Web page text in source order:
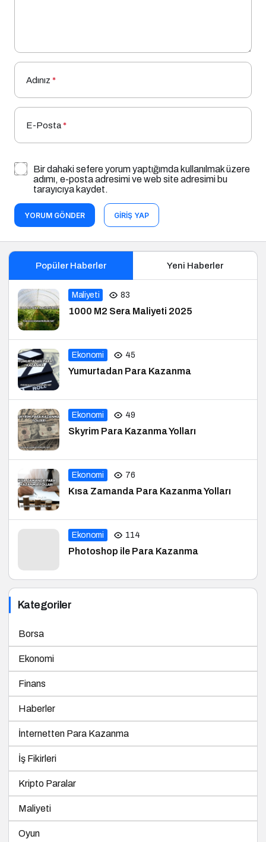
Adınız *
E-Posta*
Bir dahaki sefere yorum yaptığımda kullanılmak üzere
adımı, e-posta adresimi ve web site adresimi bu
tarayıcıya kaydet.
YORUM GÖNDER GIRIŞ YAP
Popüler Haberler Yeni Haberler
Maliyeti 83
1000 M2 Sera Maliyeti 2025
Ekonomi 45
Yumurtadan Para Kazanma
Ekonomi 49
Skyrim Para Kazanma Yolları
Ekonomi 76
Kısa Zamanda Para Kazanma Yolları
Ekonomi 114
Photoshop ile Para Kazanma
Kategoriler
Borsa
Ekonomi
Finans
Haberler
İnternetten Para Kazanma
İş Fikirleri
Kripto Paralar
Maliyeti
Oyun